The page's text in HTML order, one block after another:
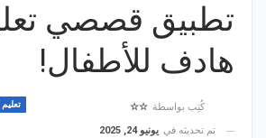
تطبيق قصصي
هادف للأطفال!
كُتِب بواسطة ☆☆
تم تحديثه في يونيو 24, 2025